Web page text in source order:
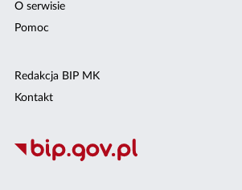
O serwisie
Pomoc
Redakcja BIP MK
Kontakt